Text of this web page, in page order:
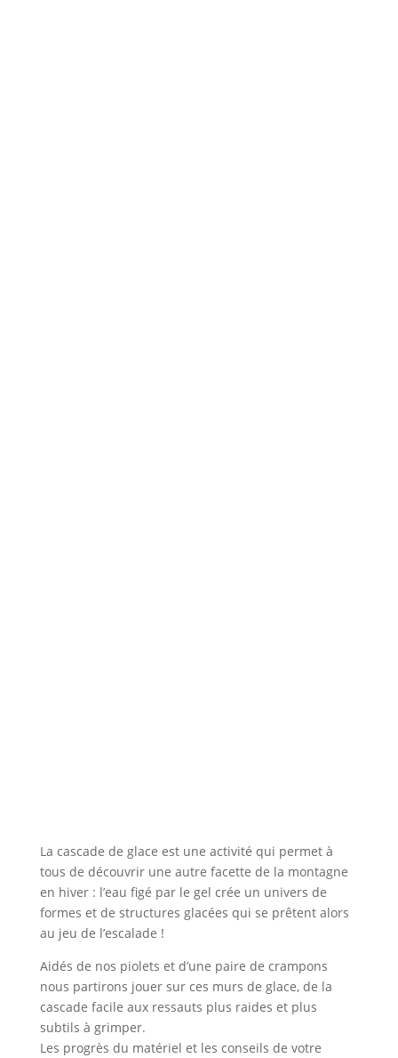
La cascade de glace est une activité qui permet à
tous de découvrir une autre facette de la montagne
en hiver : l’eau figé par le gel crée un univers de
formes et de structures glacées qui se prêtent alors
au jeu de l’escalade !
Aidés de nos piolets et d’une paire de crampons
nous partirons jouer sur ces murs de glace, de la
cascade facile aux ressauts plus raides et plus
subtils à grimper.
Les progrès du matériel et les conseils de votre